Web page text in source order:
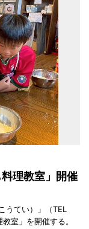
理教室」開催
うてい）」（TEL
室」を開催する。